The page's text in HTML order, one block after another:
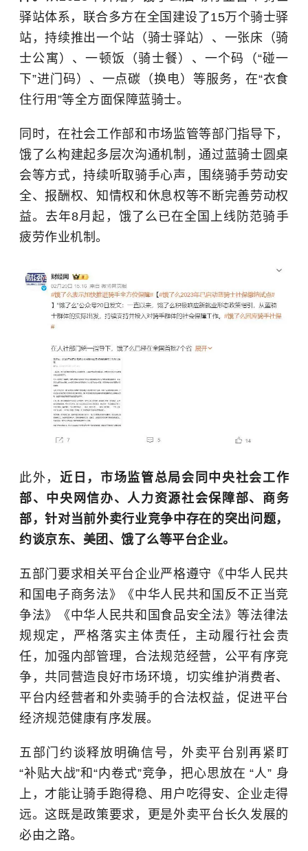
驿站体系，联合多方在全国建设了15万个骑士驿
站，持续推出一个站（骑士驿站）、一张床（骑
士公寓）、一顿饭（骑士餐）、一个码（“碰一
下”进门码）、一点碳（换电）等服务，在“衣食
住行用”等全方面保障蓝骑士。
同时，在社会工作部和市场监管等部门指导下，
饿了么构建起多层次沟通机制，通过蓝骑士圆桌
会等方式，持续听取骑手心声，围绕骑手劳动安
全、报酬权、知情权和休息权等不断完善劳动权
益。去年8月起，饿了么已在全国上线防范骑手
疲劳作业机制。
此外， 近日，市场监管总局会同中央社会工作
部、中央网信办、人力资源社会保障部、商务
部，针对当前外卖行业竞争中存在的突出问题，
约谈京东、美团、饿了么等平台企业。
五部门要求相关平台企业严格遵守《中华人民共
和国电子商务法》《中华人民共和国反不正当竞
争法》《中华人民共和国食品安全法》等法律法
规规定，严格落实主体责任，主动履行社会责
任，加强内部管理，合法规范经营，公平有序竞
争，共同营造良好市场环境，切实维护消费者、
平台内经营者和外卖骑手的合法权益，促进平台
经济规范健康有序发展。
五部门约谈释放明确信号，外卖平台别再紧盯
“补贴大战”和“内卷式”竞争，把心思放在 “人” 身
上，才能让骑手跑得稳、用户吃得安、企业走得
远。这既是政策要求，更是外卖平台长久发展的
必由之路。